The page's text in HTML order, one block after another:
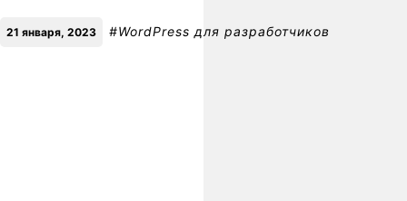
21 января, 2023 #WordPress для разработчиков